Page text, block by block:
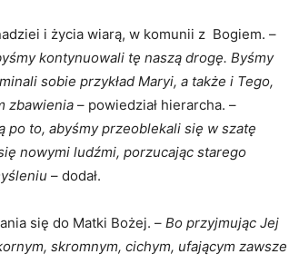
i życia wiarą, w komunii z Bogiem. –
kontynuowali tę naszą drogę. Byśmy
sobie przykład Maryi, a także i Tego,
zbawienia – powiedział hierarcha. –
po to, abyśmy przeoblekali się w szatę
nowymi ludźmi, porzucając starego
– dodał.
się do Matki Bożej. – Bo przyjmując Jej
skromnym, cichym, ufającym zawsze